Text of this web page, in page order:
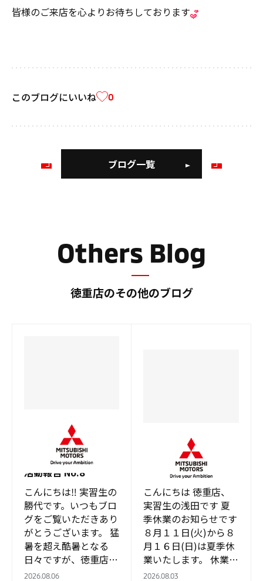
皆様のご来店を心よりお待ちしております
このブログにいいね 0
前
ブログ一覧
次
Others Blog
徳重店のその他のブログ
店舗周辺の清掃活動を
行いました！ 実習生
活動報告 No.8
こんにちは‼ 実習生の
勝代です。いつもブロ
グをご覧いただきあり
がとうございます。 猛
暑を超え酷暑となる
日々ですが、徳重店で
は月曜の午前大雨☔と
2026.08.06
～夏季休業のお知らせ
こんにちは 徳重店、
実習生の浅田です 夏
季休業のお知らせです
８月１１日(火)から８
月１６日(日)は夏季休
業いたします。 休業中
の緊急サービスにつき
2026.08.03